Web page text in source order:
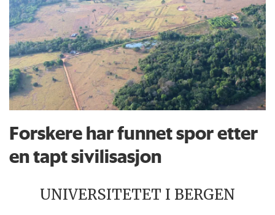
Forskere har funnet spor etter
en tapt sivilisasjon
UNIVERSITETET I BERGEN